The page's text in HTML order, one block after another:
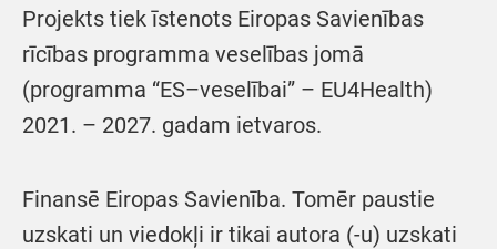
Projekts tiek īstenots Eiropas Savienības
rīcības programma veselības jomā
(programma “ES–veselībai” – EU4Health)
2021. – 2027. gadam ietvaros.
Finansē Eiropas Savienība. Tomēr paustie
uzskati un viedokļi ir tikai autora (-u) uzskati